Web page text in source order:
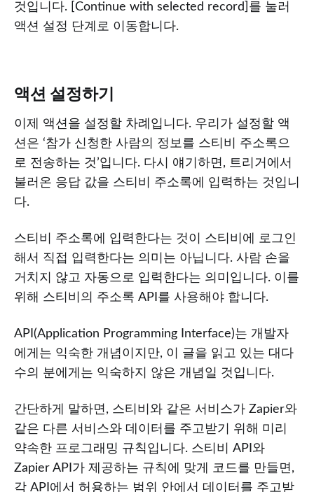
것입니다. [Continue with selected record]를 눌러
액션 설정 단계로 이동합니다.
액션 설정하기
이제 액션을 설정할 차례입니다. 우리가 설정할 액
션은 ‘참가 신청한 사람의 정보를 스티비 주소록으
로 전송하는 것’입니다. 다시 얘기하면, 트리거에서
불러온 응답 값을 스티비 주소록에 입력하는 것입니
다.
스티비 주소록에 입력한다는 것이 스티비에 로그인
해서 직접 입력한다는 의미는 아닙니다. 사람 손을
거치지 않고 자동으로 입력한다는 의미입니다. 이를
위해 스티비의 주소록 API를 사용해야 합니다.
API(Application Programming Interface)는 개발자
에게는 익숙한 개념이지만, 이 글을 읽고 있는 대다
수의 분에게는 익숙하지 않은 개념일 것입니다.
간단하게 말하면, 스티비와 같은 서비스가 Zapier와
같은 다른 서비스와 데이터를 주고받기 위해 미리
약속한 프로그래밍 규칙입니다. 스티비 API와
Zapier API가 제공하는 규칙에 맞게 코드를 만들면,
각 API에서 허용하는 범위 안에서 데이터를 주고받